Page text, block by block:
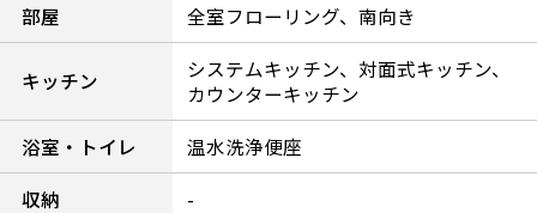
部屋 全室フローリング、南向き
キッチン
システムキッチン、対面式キッチン、
カウンターキッチン
浴室・トイレ
温水洗浄便座
収納
-